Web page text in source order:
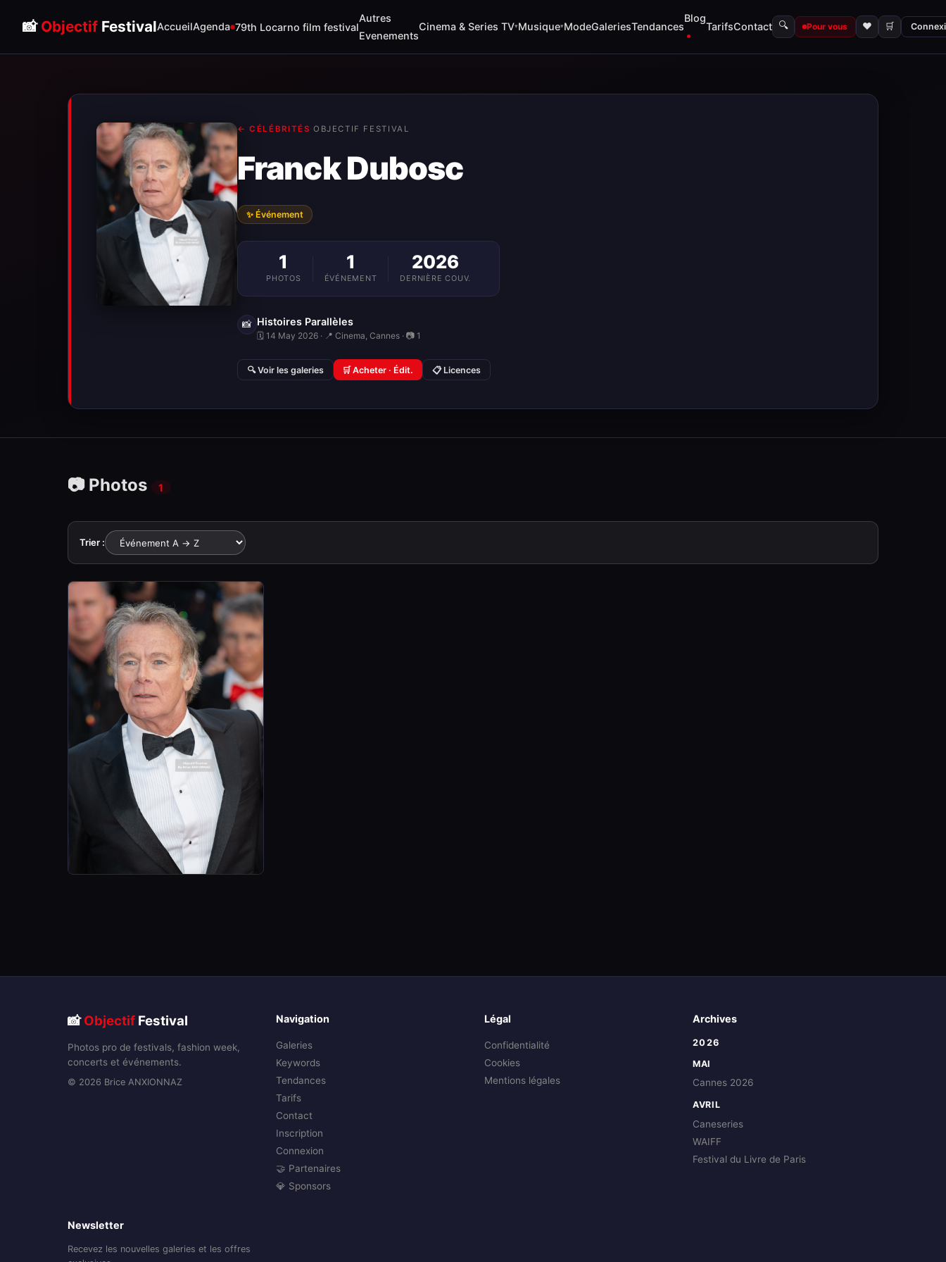
📸 Objectif FestivalAccueilAgenda 79th Locarno film festival
Autres
Evenements
Cinema & Series TV▾Musique▾ModeGaleriesTendances
Blog
TarifsContact 🔍 Pour vous ♥ 🛒
← CÉLÉBRITÉS· OBJECTIF FESTIVAL
Franck Dubosc
✨ Événement
1
PHOTOS
1
ÉVÉNEMENT
2026
DERNIÈRE COUV.
📸 Histoires Parallèles
🗓 14 May 2026 · 📍 Cinema, Cannes · 📷 1
🔍 Voir les galeries 🛒 Acheter · Édit. 📋 Licences
📷 Photos 1
Trier :
📸Objectif Festival
Photos pro de festivals, fashion week,
concerts et événements.
© 2026 Brice ANXIONNAZ
Navigation
Galeries
Keywords
Tendances
Tarifs
Contact
Inscription
Connexion
🤝 Partenaires
💎 Sponsors
Légal
Confidentialité
Cookies
Mentions légales
Archives
2026
MAI
Cannes 2026
AVRIL
Caneseries
WAIFF
Festival du Livre de Paris
Newsletter
Recevez les nouvelles galeries et les offres